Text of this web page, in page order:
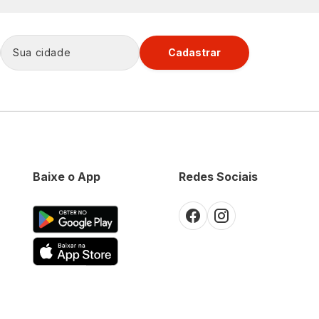
Cadastrar
Redes Sociais
Baixe o App